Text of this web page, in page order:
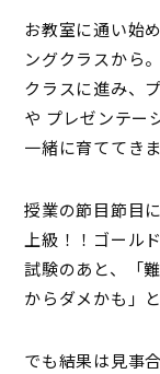
お教室に通い始
ングクラスから
クラスに進み、
や プレゼンテー
一緒に育ててきま
授業の節目節目
上級！！ゴール
試験のあと、「
からダメかも」
でも結果は見事